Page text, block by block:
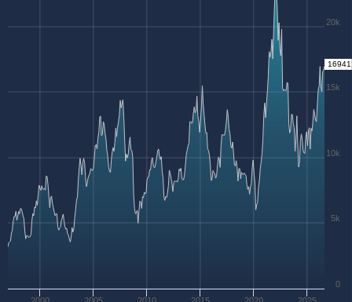
0
5k
10k
15k
20k